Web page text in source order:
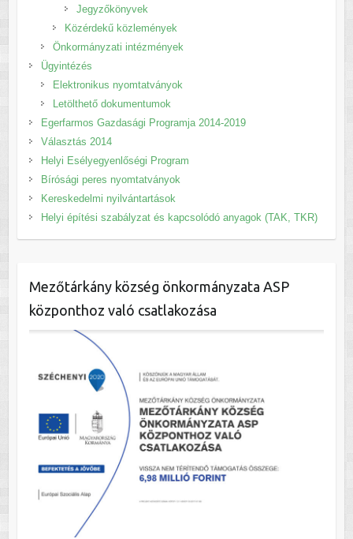
Jegyzőkönyvek
Közérdekű közlemények
Önkormányzati intézmények
Ügyintézés
Elektronikus nyomtatványok
Letölthető dokumentumok
Egerfarmos Gazdasági Programja 2014-2019
Választás 2014
Helyi Esélyegyenlőségi Program
Bírósági peres nyomtatványok
Kereskedelmi nyilvántartások
Helyi építési szabályzat és kapcsolódó anyagok (TAK, TKR)
Mezőtárkány község önkormányzata ASP
központhoz való csatlakozása